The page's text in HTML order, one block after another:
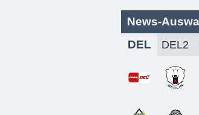
News-
DEL